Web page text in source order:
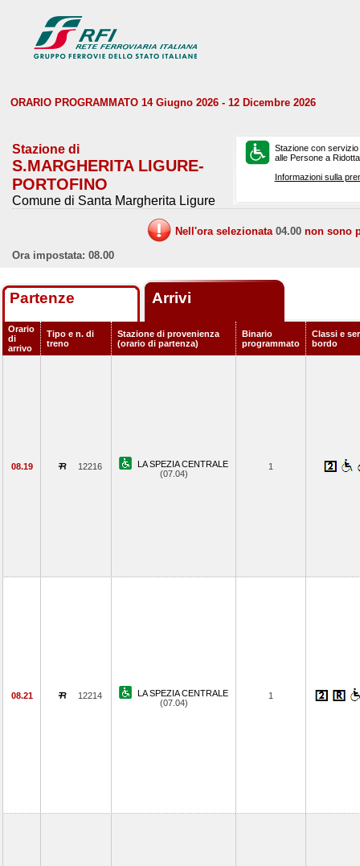
ORARIO PROGRAMMATO 14 Giugno 2026 - 12 Dicembre 2026
Stazione di
S.MARGHERITA LIGURE-
PORTOFINO
Comune di Santa Margherita Ligure
Stazione con
alle Persone a
Informazioni sulla
Nell'ora selezionata 04.00 non sono
Ora impostata: 08.00
Partenze Arrivi
Orario
di
arrivo
Tipo e n. di
treno
Stazione di provenienza
(orario di partenza)
Binario
programmato
Classi e
bordo
08.19 12216
LA SPEZIA CENTRALE
(07.04)
1
08.21 12214
LA SPEZIA CENTRALE
(07.04)
1